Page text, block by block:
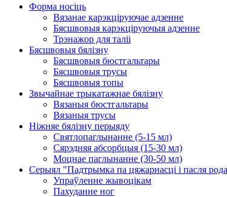
Форма носіць
Вязанае карэкціруючае адзенне
Бясшвовыя карэкціруючыя адзенне
Трэнажор для таліі
Бясшвовыя бялізну
Бясшвовыя бюстгальтары
Бясшвовыя трусы
Бясшвовыя топы
Звычайнае трыкатажнае бялізну
Вязаныя бюстгальтары
Вязаныя трусы
Ніжняе бялізну перыяду
Святлопаглынанне (5-15 мл)
Сярэдняя абсорбцыя (15-30 мл)
Моцнае паглынанне (30-50 мл)
Серыял "Падтрымка па цяжарнасці і пасля
Упраўленне жывоцікам
Пахуданне ног